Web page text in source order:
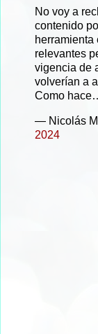
No voy a
contenido
herramienta
relevantes
vigencia de
volverían a
Como
— Nicolás
2024